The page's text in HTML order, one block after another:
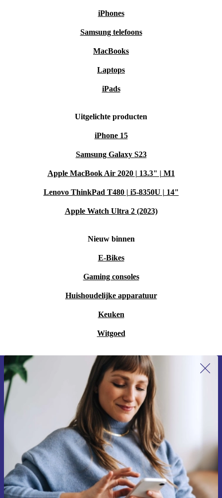
iPhones
Samsung telefoons
MacBooks
Laptops
iPads
Uitgelichte producten
iPhone 15
Samsung Galaxy S23
Apple MacBook Air 2020 | 13.3" | M1
Lenovo ThinkPad T480 | i5-8350U | 14"
Apple Watch Ultra 2 (2023)
Nieuw binnen
E-Bikes
Gaming consoles
Huishoudelijke apparatuur
Keuken
Witgoed
Meld je aan voor onze nieuwsbrief en
ontvang €15 korting!
Mis nooit meer een aanbieding.
Voucher aanvragen
Informatie over het gebruik van persoonsgegevens vind je in ons
privacybeleid